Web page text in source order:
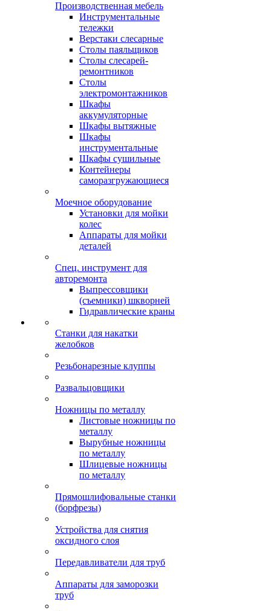
Производственная мебель
Инструментальные
тележки
Верстаки слесарные
Столы паяльщиков
Столы слесарей-
ремонтников
Столы
электромонтажников
Шкафы
аккумуляторные
Шкафы вытяжные
Шкафы
инструментальные
Шкафы сушильные
Контейнеры
саморазгружающиеся
Моечное оборудование
Установки для мойки
колес
Аппараты для мойки
деталей
Спец. инструмент для
авторемонта
Выпрессовщики
(съемники) шкворней
Гидравлические краны
Станки для накатки
желобков
Резьбонарезные клуппы
Развальцовщики
Ножницы по металлу
Листовые ножницы по
металлу
Вырубные ножницы
по металлу
Шлицевые ножницы
по металлу
Прямошлифовальные станки
(борфрезы)
Устройства для снятия
оксидного слоя
Передавливатели для труб
Аппараты для заморозки
труб